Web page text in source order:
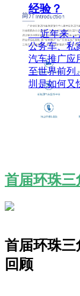
首届环珠
首届环珠
回顾
经验？
近年来，
公务车、私
汽车推广应
至世界前列
圳是如何又